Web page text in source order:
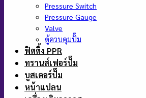
Pressure Switch
Pressure Gauge
Valve
ตู้ควบคุมปั๊ม
ฟิตติ้ง PPR
ทรานส์เฟอร์ปั๊ม
บูสเตอร์ปั๊ม
หน้าแปลน